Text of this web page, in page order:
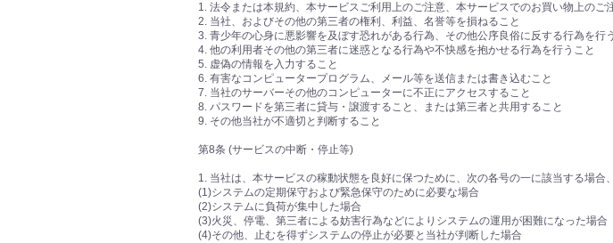
1. 法令または本規約、本サービスご利用上のご注意、本サービスでのお買い物上のご
2. 当社、およびその他の第三者の権利、利益、名誉等を損ねること
3. 青少年の心身に悪影響を及ぼす恐れがある行為、その他公序良俗に反する行為を行
4. 他の利用者その他の第三者に迷惑となる行為や不快感を抱かせる行為を行うこと
5. 虚偽の情報を入力すること
6. 有害なコンピュータープログラム、メール等を送信または書き込むこと
7. 当社のサーバーその他のコンピューターに不正にアクセスすること
8. パスワードを第三者に貸与・譲渡すること、または第三者と共用すること
9. その他当社が不適切と判断すること
第8条 (サービスの中断・停止等)
1. 当社は、本サービスの稼動状態を良好に保つために、次の各号の一に該当する場
(1)システムの定期保守および緊急保守のために必要な場合
(2)システムに負荷が集中した場合
(3)火災、停電、第三者による妨害行為などによりシステムの運用が困難になった場合
(4)その他、止むを得ずシステムの停止が必要と当社が判断した場合